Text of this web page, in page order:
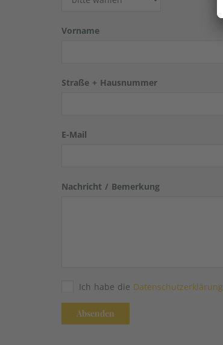
Vorname
Straße + Hausnummer
E-Mail
Nachricht / Bemerkung
Ich habe die Datenschutzerklärung
Absenden